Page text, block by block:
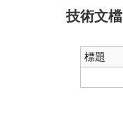
技術文檔
標題